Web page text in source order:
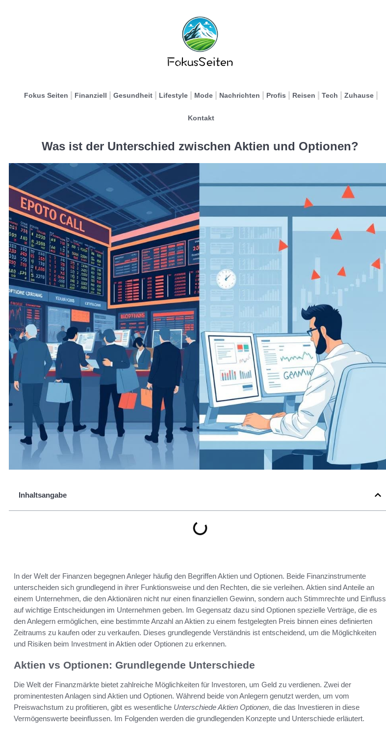
Fokus Seiten Finanziell Gesundheit Lifestyle Mode Nachrichten Profis Reisen Tech Zuhause
Kontakt
Was ist der Unterschied zwischen Aktien und Optionen?
Inhaltsangabe
In der Welt der Finanzen begegnen Anleger häufig den Begriffen Aktien und Optionen. Beide Finanzinstrumente
unterscheiden sich grundlegend in ihrer Funktionsweise und den Rechten, die sie verleihen. Aktien sind Anteile an
einem Unternehmen, die den Aktionären nicht nur einen finanziellen Gewinn, sondern auch Stimmrechte und Einfluss
auf wichtige Entscheidungen im Unternehmen geben. Im Gegensatz dazu sind Optionen spezielle Verträge, die es
den Anlegern ermöglichen, eine bestimmte Anzahl an Aktien zu einem festgelegten Preis binnen eines definierten
Zeitraums zu kaufen oder zu verkaufen. Dieses grundlegende Verständnis ist entscheidend, um die Möglichkeiten
und Risiken beim Investment in Aktien oder Optionen zu erkennen.
Aktien vs Optionen: Grundlegende Unterschiede
Die Welt der Finanzmärkte bietet zahlreiche Möglichkeiten für Investoren, um Geld zu verdienen. Zwei der
prominentesten Anlagen sind Aktien und Optionen. Während beide von Anlegern genutzt werden, um vom
Preiswachstum zu profitieren, gibt es wesentliche Unterschiede Aktien Optionen, die das Investieren in diese
Vermögenswerte beeinflussen. Im Folgenden werden die grundlegenden Konzepte und Unterschiede erläutert.